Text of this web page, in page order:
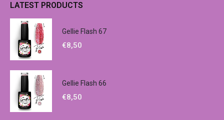
LATEST PRODUCTS
Gellie Flash 67
€8,50
Gellie Flash 66
€8,50